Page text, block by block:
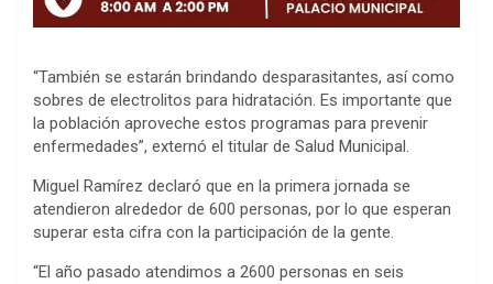
“También se estarán brindando desparasitantes, así como
sobres de electrolitos para hidratación. Es importante que
la población aproveche estos programas para prevenir
enfermedades”, externó el titular de Salud Municipal.
Miguel Ramírez declaró que en la primera jornada se
atendieron alrededor de 600 personas, por lo que esperan
superar esta cifra con la participación de la gente.
“El año pasado atendimos a 2600 personas en seis